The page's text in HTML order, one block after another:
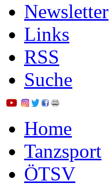
Newsletter
Links
RSS
Suche
Home
Tanzsport
ÖTSV